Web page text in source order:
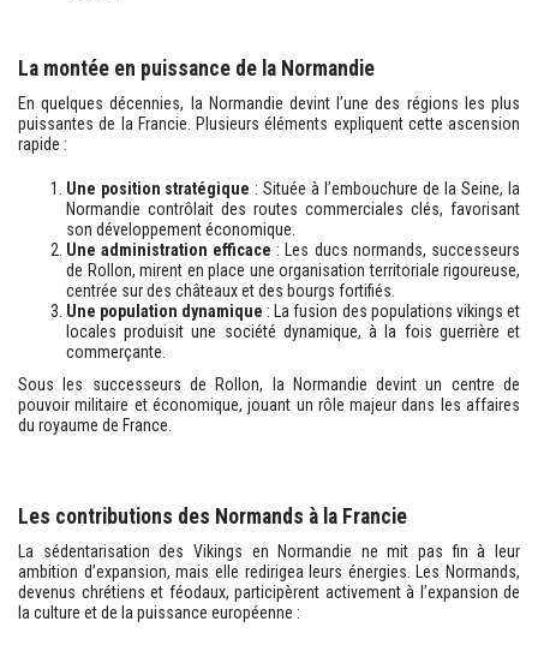
La montée en puissance de la Normandie
En quelques décennies, la Normandie devint l’une des régions les plus
puissantes de la Francie. Plusieurs éléments expliquent cette ascension
rapide :
Une position stratégique : Située à l’embouchure de la Seine, la
Normandie contrôlait des routes commerciales clés, favorisant
son développement économique.
Une administration efficace : Les ducs normands, successeurs
de Rollon, mirent en place une organisation territoriale rigoureuse,
centrée sur des châteaux et des bourgs fortifiés.
Une population dynamique : La fusion des populations vikings et
locales produisit une société dynamique, à la fois guerrière et
commerçante.
Sous les successeurs de Rollon, la Normandie devint un centre de
pouvoir militaire et économique, jouant un rôle majeur dans les affaires
du royaume de France.
Les contributions des Normands à la Francie
La sédentarisation des Vikings en Normandie ne mit pas fin à leur
ambition d’expansion, mais elle redirigea leurs énergies. Les Normands,
devenus chrétiens et féodaux, participèrent activement à l’expansion de
la culture et de la puissance européenne :